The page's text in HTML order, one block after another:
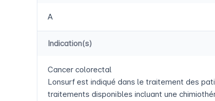
A
Indication(s)
Cancer colorectal
Lonsurf est indiqué dans le traitement des
traitements disponibles incluant une